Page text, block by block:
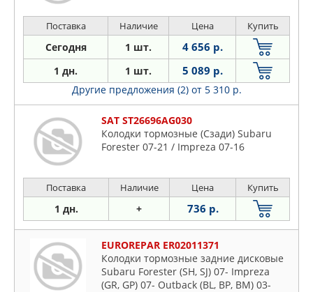
Поставка Наличие Цена Купить
Сегодня 1 шт. 4 656 р.
1 дн. 1 шт. 5 089 р.
Другие предложения (2) от 5 310 р.
SAT ST26696AG030
Колодки тормозные (Сзади) Subaru
Forester 07-21 / Impreza 07-16
Поставка Наличие Цена Купить
1 дн. + 736 р.
EUROREPAR ER02011371
Колодки тормозные задние дисковые
Subaru Forester (SH, SJ) 07- Impreza
(GR, GP) 07- Outback (BL, BP, BM) 03-